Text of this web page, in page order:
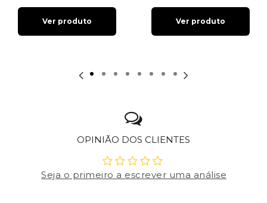
Ver produto Ver produto
OPINIÃO DOS CLIENTES
Seja o primeiro a escrever uma análise